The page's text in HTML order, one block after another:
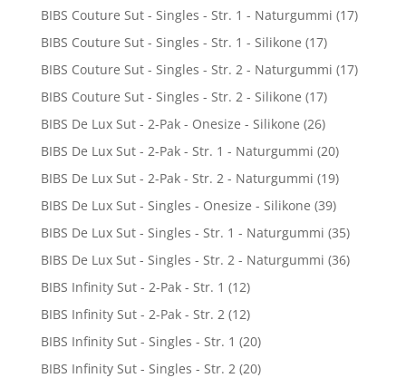
BIBS Couture Sut - Singles - Str. 1 - Naturgummi (17)
BIBS Couture Sut - Singles - Str. 1 - Silikone (17)
BIBS Couture Sut - Singles - Str. 2 - Naturgummi (17)
BIBS Couture Sut - Singles - Str. 2 - Silikone (17)
BIBS De Lux Sut - 2-Pak - Onesize - Silikone (26)
BIBS De Lux Sut - 2-Pak - Str. 1 - Naturgummi (20)
BIBS De Lux Sut - 2-Pak - Str. 2 - Naturgummi (19)
BIBS De Lux Sut - Singles - Onesize - Silikone (39)
BIBS De Lux Sut - Singles - Str. 1 - Naturgummi (35)
BIBS De Lux Sut - Singles - Str. 2 - Naturgummi (36)
BIBS Infinity Sut - 2-Pak - Str. 1 (12)
BIBS Infinity Sut - 2-Pak - Str. 2 (12)
BIBS Infinity Sut - Singles - Str. 1 (20)
BIBS Infinity Sut - Singles - Str. 2 (20)